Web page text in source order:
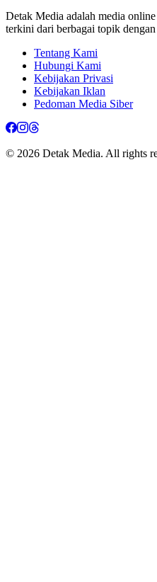
Detak Media adalah media
terkini dari berbagai topik
Tentang Kami
Hubungi Kami
Kebijakan Privasi
Kebijakan Iklan
Pedoman Media Siber
© 2026 Detak Media. All rights